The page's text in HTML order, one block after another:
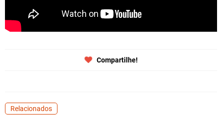
Compartilhe!
Relacionados